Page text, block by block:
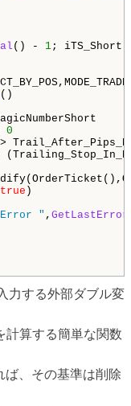
() - 1; iTS_Short
()
0
true )
Error " , GetLastError
力する外部ダブル変
計算する簡単な関数
ば、その基準は削除